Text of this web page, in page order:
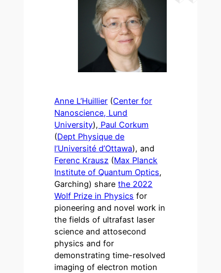
Anne L’Huillier (Center for
Nanoscience, Lund
University), Paul Corkum
(Dept Physique de
l’Université d’Ottawa), and
Ferenc Krausz (Max Planck
Institute of Quantum Optics,
Garching) sharethe 2022
Wolf Prize in Physics for
pioneering and novel work in
the fields of ultrafast laser
science and attosecond
physics and for
demonstrating time-resolved
imaging of electron motion